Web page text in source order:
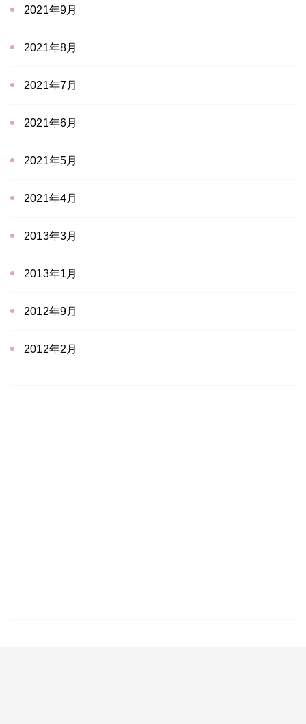
2021年9月
2021年8月
2021年7月
2021年6月
2021年5月
2021年4月
2013年3月
2013年1月
2012年9月
2012年2月